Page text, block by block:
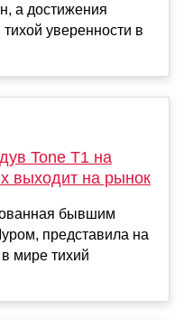
а достижения
уверенности в
Tone T1 на
выходит на рынок
бывшим
представила на
мире тихий